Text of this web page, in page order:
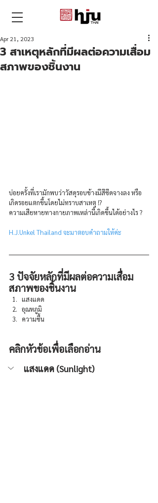
THAI
3 สาเหตุหลักที่มีผลต่อความเสื่อม
สภาพของชิ้นงาน
Apr 21, 2023
บ่อยครั้งที่เรามักพบว่าวัสดุรอบข้างมีสีซีดจางลง หรือ
เกิดรอยแตกขึ้นโดยไม่ทราบสาเหตุ !?
ความเสียหายทางกายภาพเหล่านี้เกิดขึ้นได้อย่างไร ?
H.J.Unkel Thailand จะมาตอบคำถามให้ค่ะ
3 ปัจจัยหลักที่มีผลต่อความเสื่อม
สภาพของชิ้นงาน
แสงแดด
อุณหภูมิ
ความชื้น
คลิกหัวข้อเพื่อเลือกอ่าน
แสงแดด (Sunlight)